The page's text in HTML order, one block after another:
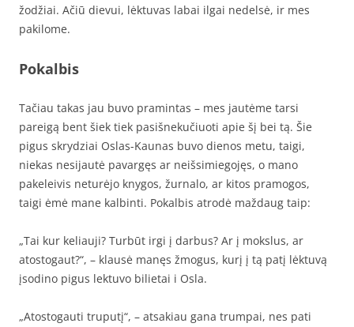
žodžiai. Ačiū dievui, lėktuvas labai ilgai nedelsė, ir mes
pakilome.
Pokalbis
Tačiau takas jau buvo pramintas – mes jautėme tarsi
pareigą bent šiek tiek pasišnekučiuoti apie šį bei tą. Šie
pigus skrydziai Oslas-Kaunas buvo dienos metu, taigi,
niekas nesijautė pavargęs ar neišsimiegojęs, o mano
pakeleivis neturėjo knygos, žurnalo, ar kitos pramogos,
taigi ėmė mane kalbinti. Pokalbis atrodė maždaug taip:
„Tai kur keliauji? Turbūt irgi į darbus? Ar į mokslus, ar
atostogaut?“, – klausė manęs žmogus, kurį į tą patį lėktuvą
įsodino pigus lektuvo bilietai i Osla.
„Atostogauti truputį“, – atsakiau gana trumpai, nes pati